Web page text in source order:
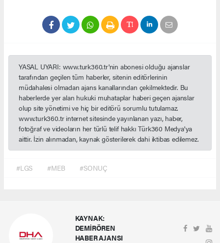
YASAL UYARI: www.turk360.tr'nin abonesi olduğu ajanslar
tarafından geçilen tüm haberler, sitenin editörlerinin
müdahalesi olmadan ajans kanallarından çekilmektedir. Bu
haberlerde yer alan hukuki muhataplar haberi geçen ajanslar
olup site yönetimi ve hiç bir editörü sorumlu tutulamaz.
www.turk360.tr internet sitesinde yayınlanan yazı, haber,
fotoğraf ve videoların her türlü telif hakkı Türk360 Medya'ya
aittir. İzin alınmadan, kaynak gösterilerek dahi iktibas edilemez.
#LGS #MEB #SONUÇ
KAYNAK:
DEMİRÖREN
HABER AJANSI